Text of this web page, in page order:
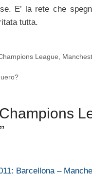
E’ la rete che
tutta.
League
Barcellona –